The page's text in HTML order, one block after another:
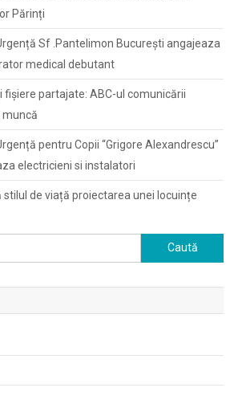
Părinți
Sf .Pantelimon București angajeaza
medical debutant
fişiere partajate: ABC-ul comunicării
muncă
pentru Copii “Grigore Alexandrescu”
electricieni si instalatori
de viață proiectarea unei locuințe
Caută
după: